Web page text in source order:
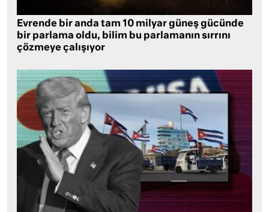
Evrende bir anda tam 10 milyar güneş gücünde
bir parlama oldu, bilim bu parlamanın sırrını
çözmeye çalışıyor